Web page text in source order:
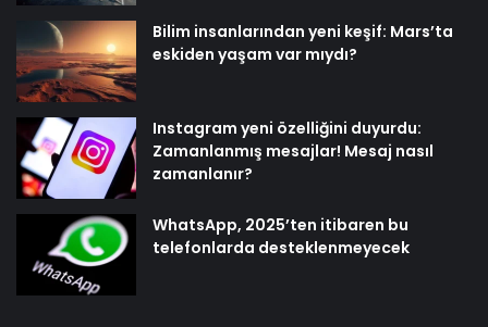
Bilim insanlarından yeni keşif: Mars’ta
eskiden yaşam var mıydı?
Instagram yeni özelliğini duyurdu:
Zamanlanmış mesajlar! Mesaj nasıl
zamanlanır?
WhatsApp, 2025’ten itibaren bu
telefonlarda desteklenmeyecek